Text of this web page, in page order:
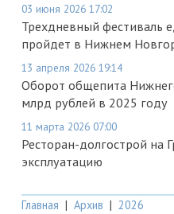
03 июня 2026 17:02
Трехдневный фестиваль
пройдет в Нижнем
13 апреля 2026 19:14
Оборот общепита
млрд рублей в 2025 году
11 марта 2026 07:00
Ресторан-долгострой на
эксплуатацию
Главная | Архив | 2026